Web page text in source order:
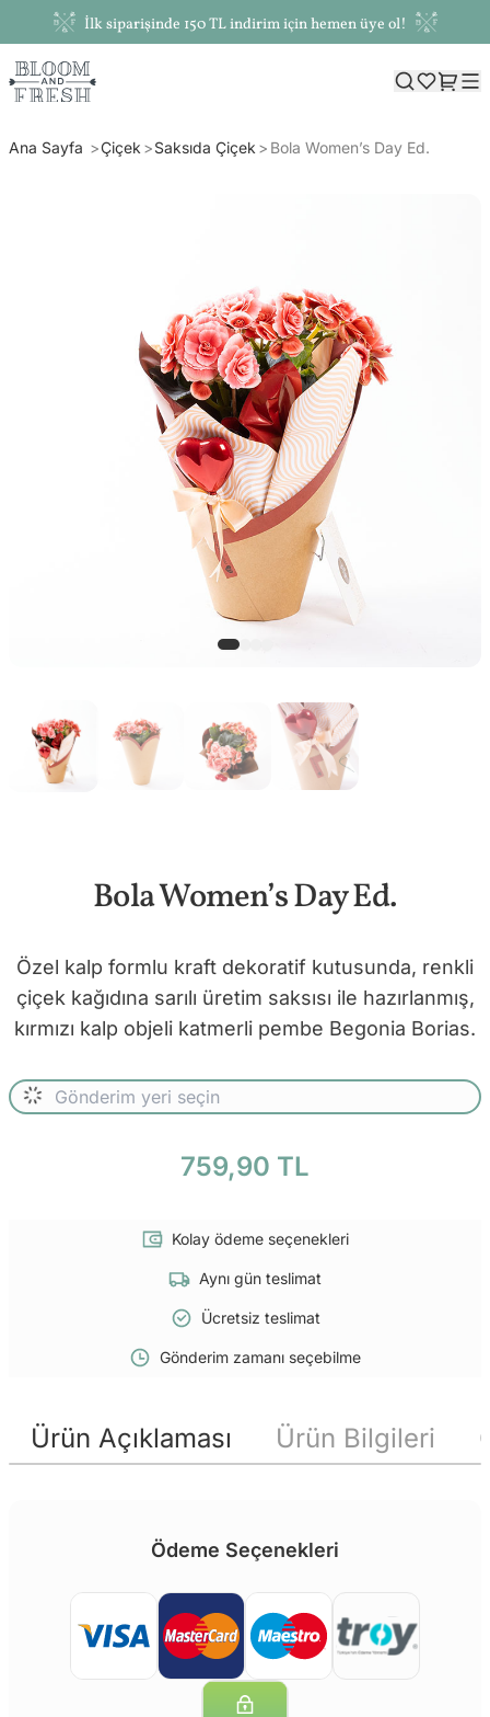
İlk siparişinde 150 TL indirim için hemen üye ol!
Ana Sayfa Çiçek Saksıda Çiçek Bola Women’s Day Ed.
Bola Women’s Day Ed.
Özel kalp formlu kraft dekoratif kutusunda, renkli
çiçek kağıdına sarılı üretim saksısı ile hazırlanmış,
kırmızı kalp objeli katmerli pembe Begonia Borias.
759,90 TL
Kolay ödeme seçenekleri
Aynı gün teslimat
Ücretsiz teslimat
Gönderim zamanı seçebilme
Ürün Açıklaması Ürün Bilgileri
Ödeme Seçenekleri